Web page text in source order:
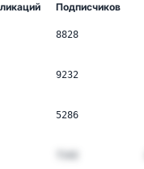
Подписчиков
8828
9232
5286